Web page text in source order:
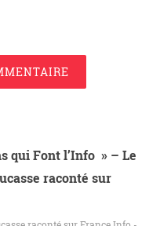
qui Font l’Info » – Le
raconté sur